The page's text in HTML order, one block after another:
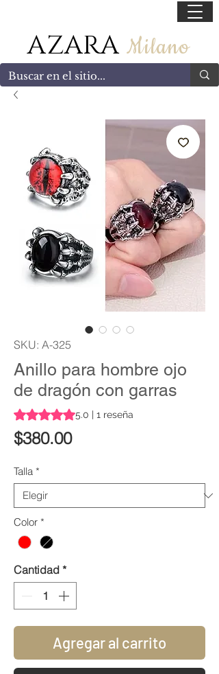
AZARA Milano
SKU: A-325
Anillo para hombre ojo
de dragón con garras
Según 1 reseña, la calificación es de 5.0
5.0 | 1 reseña
$380.00Precio
Talla *
Color *
Cantidad *
Agregar al carrito